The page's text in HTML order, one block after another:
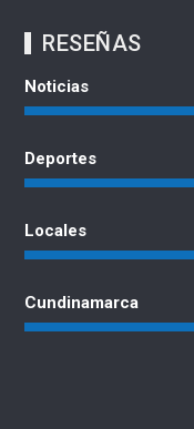
RESEÑAS
Noticias
Deportes
Locales
Cundinamarca